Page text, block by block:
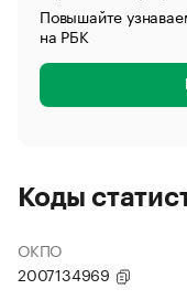
Повышайте
на РБК
Коды
ОКПО
2007134969